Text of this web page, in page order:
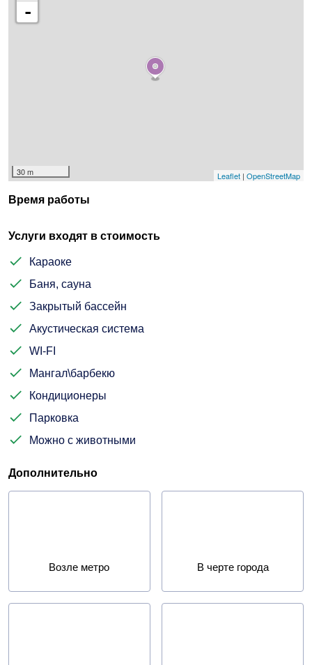
-
30 m Leaflet | OpenStreetMap
Время работы
Услуги входят в стоимость
Караоке
Баня, сауна
Закрытый бассейн
Акустическая система
WI-FI
Мангал\барбекю
Кондиционеры
Парковка
Можно с животными
Дополнительно
Возле метро В черте города